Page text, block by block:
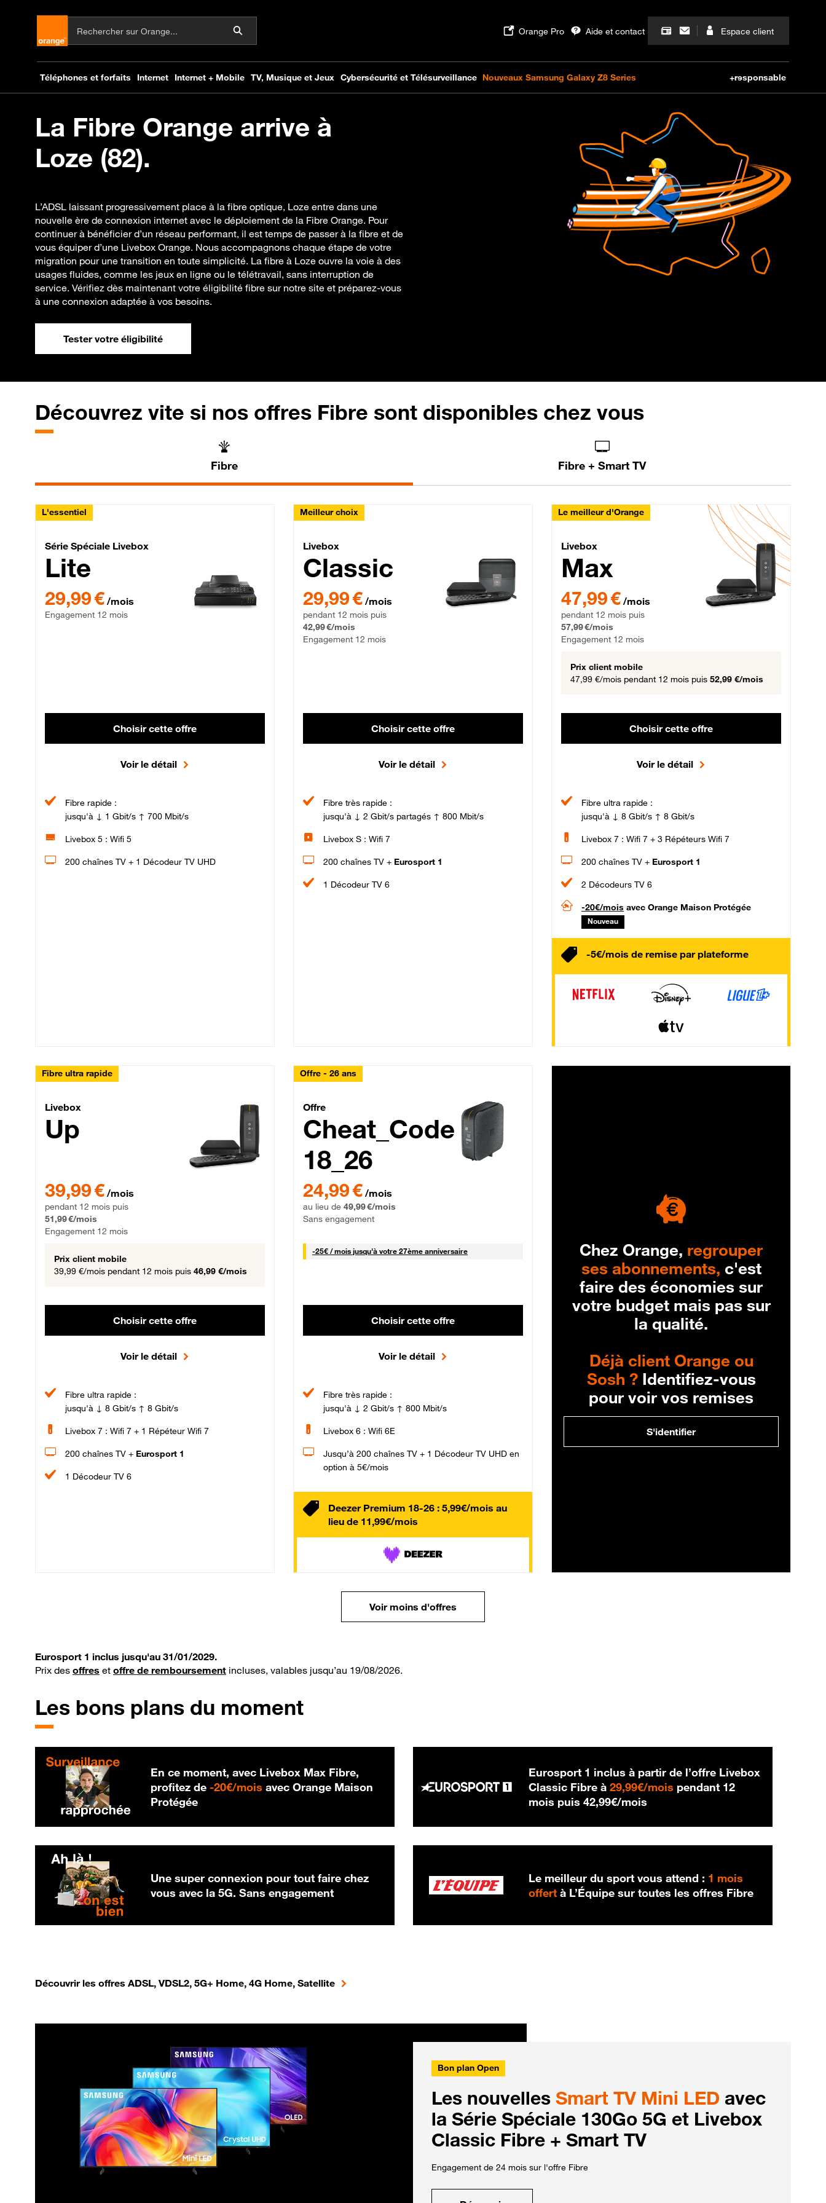
La Fibre Orange arrive à
Loze (82).
L’ADSL laissant progressivement place à la fibre optique, Loze entre dans une
nouvelle ère de connexion internet avec le déploiement de la Fibre Orange. Pour
continuer à bénéficier d’un réseau performant, il est temps de passer à la fibre et de
vous équiper d’une Livebox Orange. Nous accompagnons chaque étape de votre
migration pour une transition en toute simplicité. La fibre à Loze ouvre la voie à des
usages fluides, comme les jeux en ligne ou le télétravail, sans interruption de
service. Vérifiez dès maintenant votre éligibilité fibre sur notre site et préparez-vous
à une connexion adaptée à vos besoins.
Tester votre éligibilité
Découvrez vite si nos offres Fibre sont disponibles chez vous
Fibre Fibre + Smart TV
L'essentiel
Série Spéciale Livebox Lite Fibre
Série Spéciale Livebox
Lite
29,99 € par mois , Engagement 12 mois
29,99 € /mois
Engagement 12 mois
Choisir cette offre
Voir le détail
Fibre rapide :
jusqu'à ↓ 1 Gbit/s ↑ 700 Mbit/s
Livebox 5 : Wifi 5
200 chaînes TV + 1 Décodeur TV UHD
Meilleur choix
Livebox Classic Fibre
Livebox
Classic
29,99 € par mois pendant 12 mois puis 42,99 € par mois, Engagement 12 mois
29,99 € /mois
pendant 12 mois puis
42,99 €/mois
Engagement 12 mois
Choisir cette offre
Voir le détail
Fibre très rapide :
jusqu'à ↓ 2 Gbit/s partagés ↑ 800 Mbit/s
Livebox S : Wifi 7
200 chaînes TV + Eurosport 1
1 Décodeur TV 6
Le meilleur d'Orange
Livebox Max Fibre
Livebox
Max
47,99 € par mois pendant 12 mois puis 57,99 € par mois,
47,99 € /mois
pendant 12 mois puis
57,99 €/mois
Engagement 12 mois
Prix client mobile
47,99 €/mois pendant 12 mois puis 52,99 €/mois
Choisir cette offre
Voir le détail
Fibre ultra rapide :
jusqu'à ↓ 8 Gbit/s ↑ 8 Gbit/s
Livebox 7 : Wifi 7 + 3 Répéteurs Wifi 7
200 chaînes TV + Eurosport 1
2 Décodeurs TV 6
-20€/mois avec Orange Maison Protégée
Nouveau
-5€/mois de remise par plateforme
Fibre ultra rapide
Livebox Up Fibre
Livebox
Up
39,99 € /mois
pendant 12 mois puis
51,99 €/mois
Engagement 12 mois
Prix client mobile
39,99 €/mois pendant 12 mois puis 46,99 €/mois
Choisir cette offre
Voir le détail
Fibre ultra rapide :
jusqu'à ↓ 8 Gbit/s ↑ 8 Gbit/s
Livebox 7 : Wifi 7 + 1 Répéteur Wifi 7
200 chaînes TV + Eurosport 1
1 Décodeur TV 6
Offre - 26 ans
Cheat_Code Fibre_18_26
Offre
Cheat_Code
18_26
24,99 € /mois
au lieu de 49,99 €/mois
Sans engagement
-25€ / mois25 € par mois
jusqu'à votre 27ème anniversaire
Choisir cette offre
Voir le détail
Fibre très rapide :
jusqu'à ↓ 2 Gbit/s ↑ 800 Mbit/s
Livebox 6 : Wifi 6E
Jusqu’à 200 chaînes TV + 1 Décodeur TV UHD en
option à 5€/mois
Deezer Premium 18-26 : 5,99€/mois au
lieu de 11,99€/mois
Chez Orange, regrouper
ses abonnements, c'est
faire des économies sur
votre budget mais pas sur
la qualité.
Déjà client Orange ou
Sosh ?Identifiez-vous
pour voir vos remises
S'identifier
Voir moins d'offres
Eurosport 1 inclus jusqu'au 31/01/2029.
Prix des offres et offre de remboursement incluses, valables jusqu’au 19/08/2026.
Les bons plans du moment
En ce moment, avec Livebox Max Fibre,
profitez de -20€/mois 20 € par mois
avec Orange Maison
Protégée
Eurosport 1 inclus à partir de l’offre Livebox
Classic Fibre à29,99€/mois 29,99 € par mois
pendant 12
mois puis42,99€/mois
Une super connexion pour tout faire chez
vous avec la 5G. Sans engagement
Le meilleur du sport vous attend : 1 mois
offert à L’Équipe sur toutes les offres Fibre
Découvrir les offres ADSL, VDSL2, 5G+ Home, 4G Home, Satellite
Bon plan Open
Les nouvelles Smart TV Mini LED avec
la Série Spéciale 130Go 5G et Livebox
Classic Fibre + Smart TV
Engagement de 24 mois sur l'offre Fibre